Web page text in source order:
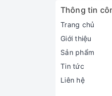
Thông tin
Trang chủ
Giới thiệu
Sản phẩm
Tin tức
Liên hệ